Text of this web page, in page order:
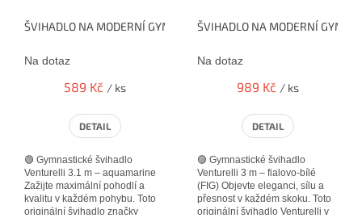
ŠVIHADLO NA MODERNÍ GYMNASTIKU VENTURELLI 3.1 M
Na dotaz
589 Kč / ks
DETAIL
🟢 Gymnastické švihadlo
Venturelli 3.1 m – aquamarine
Zažijte maximální pohodlí a
kvalitu v každém pohybu. Toto
originální švihadlo značky
ŠVIHADLO NA MODERNÍ
Na dotaz
989 Kč / ks
DETAIL
🟣 Gymnastické švihadlo
Venturelli 3 m – fialovo-bílé
(FIG) Objevte eleganci, sílu a
přesnost v každém skoku. Toto
originální švihadlo Venturelli v